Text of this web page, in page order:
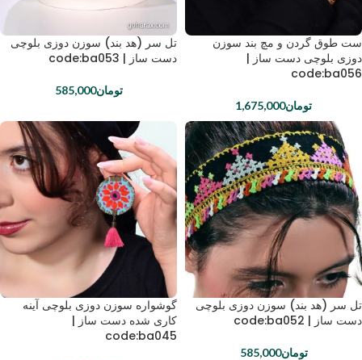
ست طوق گردن و مچ بند سوزن
دوزی بلوچی دست ساز |
code:ba056
تومان1,675,000
تل سر (هد بند) سوزن دوزی بلوچی
دست ساز | code:ba053
تومان585,000
تل سر (هد بند) سوزن دوزی بلوچی
دست ساز | code:ba052
تومان585,000
گوشواره سوزن دوزی بلوچی آینه
کاری شده دست ساز |
code:ba045